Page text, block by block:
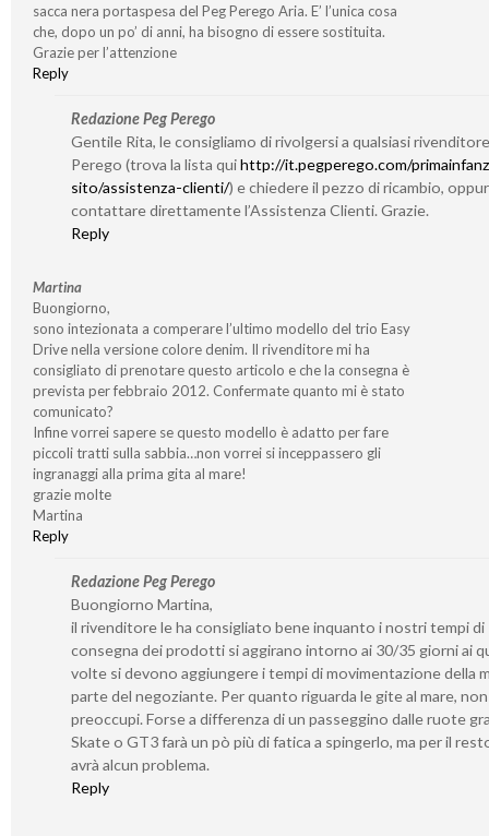
sacca nera portaspesa del Peg Perego Aria. E’ l’unica cosa
che, dopo un po’ di anni, ha bisogno di essere sostituita.
Grazie per l’attenzione
Reply
Redazione Peg Perego
Gentile Rita, le consigliamo di rivolgersi a qualsiasi
Perego (trova la lista quihttp://it.pegperego.com/
sito/assistenza-clienti/) e chiedere il pezzo di ricambio,
contattare direttamente l’Assistenza Clienti. Grazie.
Reply
Martina
Buongiorno,
sono intezionata a comperare l’ultimo modello del trio Easy
Drive nella versione colore denim. Il rivenditore mi ha
consigliato di prenotare questo articolo e che la consegna è
prevista per febbraio 2012. Confermate quanto mi è stato
comunicato?
Infine vorrei sapere se questo modello è adatto per fare
piccoli tratti sulla sabbia…non vorrei si inceppassero gli
ingranaggi alla prima gita al mare!
grazie molte
Martina
Reply
Redazione Peg Perego
Buongiorno Martina,
il rivenditore le ha consigliato bene inquanto i nostri tempi di
consegna dei prodotti si aggirano intorno ai 30/35 giorni ai
volte si devono aggiungere i tempi di movimentazione della
parte del negoziante. Per quanto riguarda le gite al mare,
preoccupi. Forse a differenza di un passeggino dalle ruote
Skate o GT3 farà un pò più di fatica a spingerlo, ma per il
avrà alcun problema.
Reply